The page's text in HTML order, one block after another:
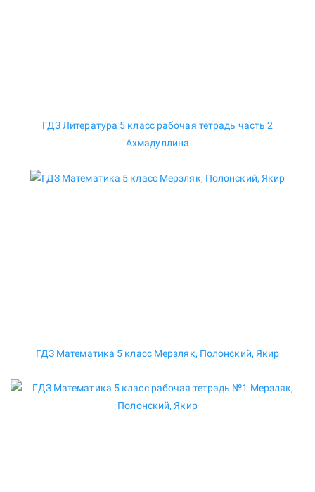
ГДЗ Литература 5 класс рабочая тетрадь часть 2
Ахмадуллина
ГДЗ Математика 5 класс Мерзляк, Полонский, Якир